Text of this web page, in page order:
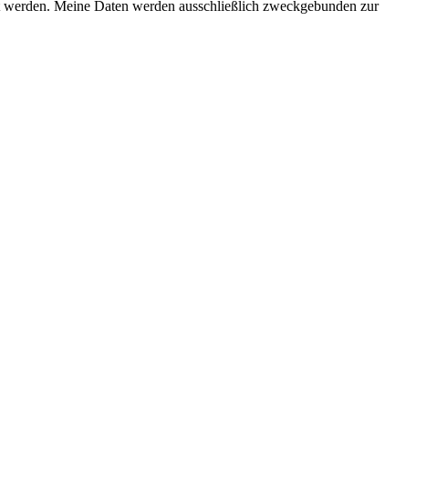
Meine Daten werden ausschließlich zweckgebunden zur